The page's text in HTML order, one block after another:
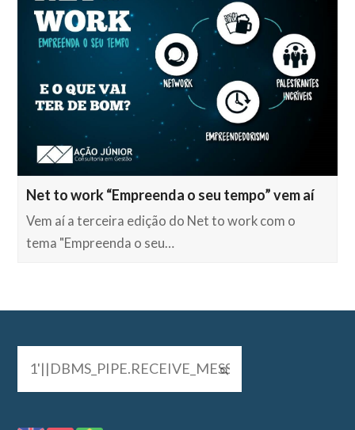
Net to work “Empreenda o seu tempo” vem aí
Vem aí a terceira edição do Net to work com o
tema "Empreenda o seu…